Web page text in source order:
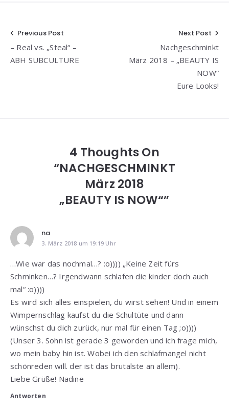
Beitragsnavigation
Previous Post
– Real vs. „Steal“ –
ABH SUBCULTURE
Next Post
Nachgeschminkt
März 2018 – „BEAUTY IS
NOW“
Eure Looks!
4 Thoughts On
“NACHGESCHMINKT
März 2018
„BEAUTY IS NOW“”
na
3. März 2018 um 19:19 Uhr
…Wie war das nochmal…? :o)))) „Keine Zeit fürs
Schminken…? Irgendwann schlafen die kinder doch auch
mal“ :o))))
Es wird sich alles einspielen, du wirst sehen! Und in einem
Wimpernschlag kaufst du die Schultüte und dann
wünschst du dich zurück, nur mal für einen Tag ;o))))
(Unser 3. Sohn ist gerade 3 geworden und ich frage mich,
wo mein baby hin ist. Wobei ich den schlafmangel nicht
schönreden will. der ist das brutalste an allem).
Liebe Grüße! Nadine
Antworten